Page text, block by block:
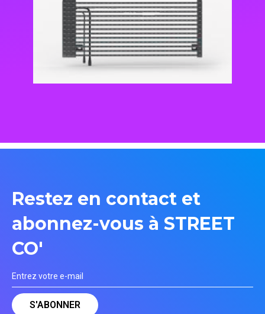
Restez en contact et
abonnez-vous à STREET
CO'